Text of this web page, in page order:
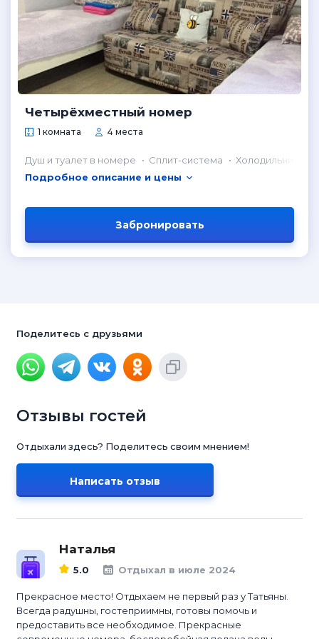
Четырёхместный номер
1 комната 4 места
Душ и туалет в номере Сплит-система
Холодильник в
Подробное описание и цены
Забронировать
Поделитесь с друзьями
Отзывы гостей
Отдыхали здесь? Поделитесь своим мнением!
Написать отзыв
Наталья
5.0 Отдыхал в июле 2024
Прекрасное место! Отдыхаем не первый раз у Татьяны.
Всегда радушны, гостеприимны, готовы помочь и
предоставить все необходимое. Прекрасные